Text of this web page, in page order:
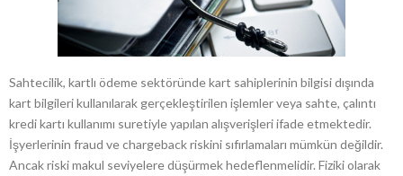
Sahtecilik, kartlı ödeme sektöründe kart sahiplerinin bilgisi dışında
kart bilgileri kullanılarak gerçekleştirilen işlemler veya sahte, çalıntı
kredi kartı kullanımı suretiyle yapılan alışverişleri ifade etmektedir.
İşyerlerinin fraud ve chargeback riskini sıfırlamaları mümkün değildir.
Ancak riski makul seviyelere düşürmek hedeflenmelidir. Fiziki olarak